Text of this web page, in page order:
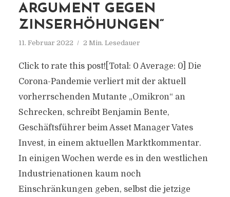
ARGUMENT GEGEN
ZINSERHÖHUNGEN“
11. Februar 2022 2 Min. Lesedauer
Click to rate this post![Total: 0 Average: 0] Die
Corona-Pandemie verliert mit der aktuell
vorherrschenden Mutante „Omikron“ an
Schrecken, schreibt Benjamin Bente,
Geschäftsführer beim Asset Manager Vates
Invest, in einem aktuellen Marktkommentar.
In einigen Wochen werde es in den westlichen
Industrienationen kaum noch
Einschränkungen geben, selbst die jetzige